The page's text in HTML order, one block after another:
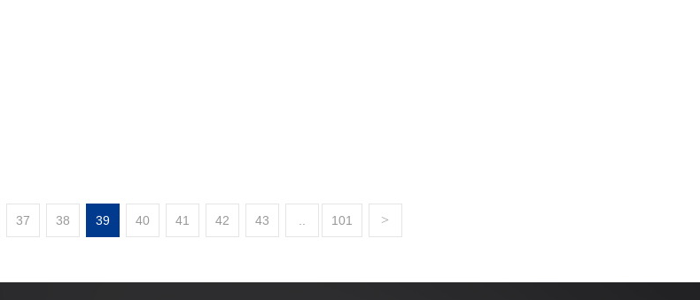
37 38 39 40 41 42 43 101 >